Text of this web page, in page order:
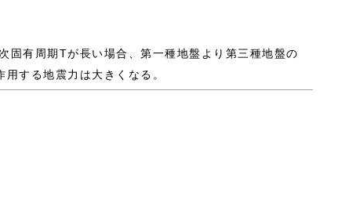
固有周期Tが長い場合、第一種地盤より第三種地盤の
する地震力は大きくなる。